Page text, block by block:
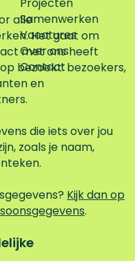
Samenwerken
Vacatures
Over ons
Contact
alle
Het gaat om
met ons heeft
bezoekt: bezoekers,
en
die iets over jou
zoals je naam,
Kijk dan op
.